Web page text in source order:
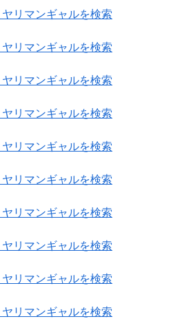
リマンギャルを検索
リマンギャルを検索
リマンギャルを検索
リマンギャルを検索
リマンギャルを検索
リマンギャルを検索
リマンギャルを検索
リマンギャルを検索
リマンギャルを検索
リマンギャルを検索